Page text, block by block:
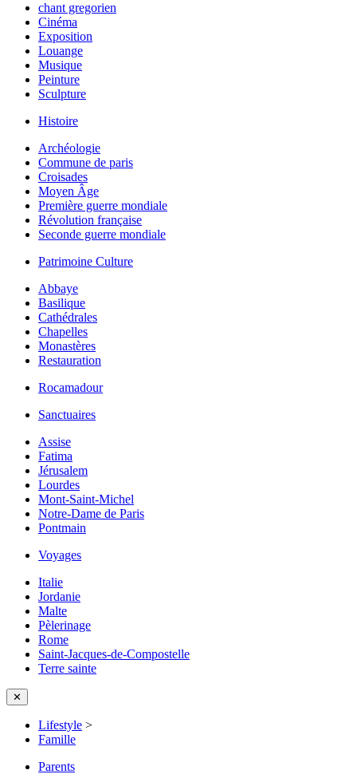
chant gregorien
Cinéma
Exposition
Louange
Musique
Peinture
Sculpture
Histoire
Archéologie
Commune de paris
Croisades
Moyen Âge
Première guerre mondiale
Révolution française
Seconde guerre mondiale
Patrimoine Culture
Abbaye
Basilique
Cathédrales
Chapelles
Monastères
Restauration
Rocamadour
Sanctuaires
Assise
Fatima
Jérusalem
Lourdes
Mont-Saint-Michel
Notre-Dame de Paris
Pontmain
Voyages
Italie
Jordanie
Malte
Pèlerinage
Rome
Saint-Jacques-de-Compostelle
Terre sainte
✕
Lifestyle >
Famille
Parents